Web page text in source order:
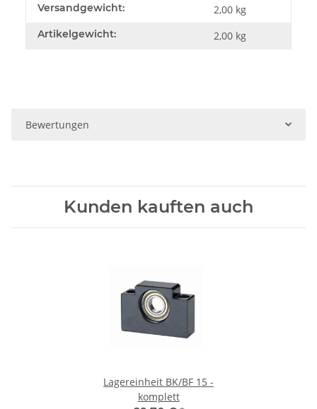
Versandgewicht: 2,00 kg
Artikelgewicht: 2,00 kg
Bewertungen
Kunden kauften auch
Lagereinheit BK/BF 15 -
komplett